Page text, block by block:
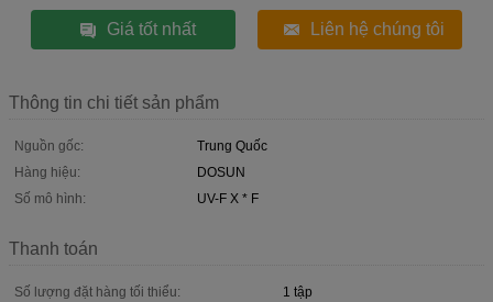
Giá tốt nhất Liên hệ chúng tôi
Thông tin chi tiết sản phẩm
Nguồn gốc:
Trung Quốc
Hàng hiệu:
DOSUN
Số mô hình:
UV-F X * F
Thanh toán
Số lượng đặt hàng tối thiểu:
1 tập